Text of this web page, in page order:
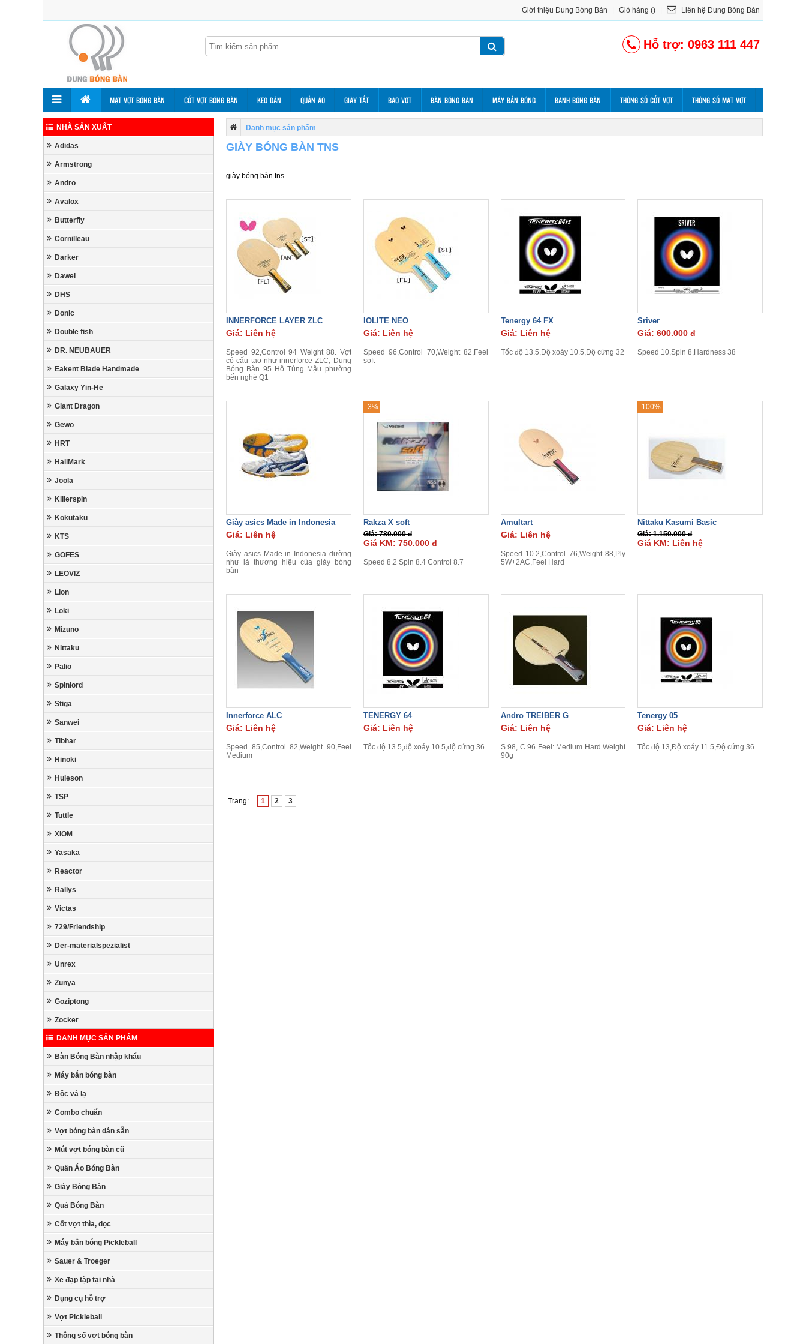
Giới thiệu Dung Bóng Bàn Giỏ hàng () Liên hệ Dung Bóng Bàn
Hỗ trợ: 0963 111 447
MẶT VỢT BÓNG BÀN CỐT VỢT BÓNG BÀN KEO DÁN QUẦN ÁO GIÀY TẤT BAO VỢT BÀN BÓNG BÀN MÁY BẮN BÓNG BANH BÓNG BÀN THÔNG SỐ CỐT VỢT THÔNG SỐ MẶT VỢT
NHÀ SẢN XUẤT
Adidas
Armstrong
Andro
Avalox
Butterfly
Cornilleau
Darker
Dawei
DHS
Donic
Double fish
DR. NEUBAUER
Eakent Blade Handmade
Galaxy Yin-He
Giant Dragon
Gewo
HRT
HallMark
Joola
Killerspin
Kokutaku
KTS
GOFES
LEOVIZ
Lion
Loki
Mizuno
Nittaku
Palio
Spinlord
Stiga
Sanwei
Tibhar
Hinoki
Huieson
TSP
Tuttle
XIOM
Yasaka
Reactor
Rallys
Victas
729/Friendship
Der-materialspezialist
Unrex
Zunya
Goziptong
Zocker
DANH MỤC SẢN PHẨM
Bàn Bóng Bàn nhập khẩu
Máy bắn bóng bàn
Độc và lạ
Combo chuẩn
Vợt bóng bàn dán sẵn
Mút vợt bóng bàn cũ
Quần Áo Bóng Bàn
Giày Bóng Bàn
Quả Bóng Bàn
Cốt vợt thìa, dọc
Máy bắn bóng Pickleball
Sauer & Troeger
Xe đạp tập tại nhà
Dụng cụ hỗ trợ
Vợt Pickleball
Thông số vợt bóng bàn
Danh mục sản phẩm
GIÀY BÓNG BÀN TNS
giày bóng bàn tns
INNERFORCE LAYER ZLC
Giá: Liên hệ
Speed 92,Control 94 Weight 88. Vợt
có cấu tạo như innerforce ZLC, Dung
Bóng Bàn 95 Hồ Tùng Mậu phường
bến nghé Q1
IOLITE NEO
Giá: Liên hệ
Speed 96,Control 70,Weight 82,Feel
soft
Tenergy 64 FX
Giá: Liên hệ
Tốc độ 13.5,Độ xoáy 10.5,Độ cứng 32
Sriver
Giá: 600.000 đ
Speed 10,Spin 8,Hardness 38
Giày asics Made in Indonesia
Giá: Liên hệ
Giày asics Made in Indonesia dường
như là thương hiệu của giày bóng
bàn
-3%
Rakza X soft
Giá: 780.000 đ
Giá KM: 750.000 đ
Speed 8.2 Spin 8.4 Control 8.7
Amultart
Giá: Liên hệ
Speed 10.2,Control 76,Weight 88,Ply
5W+2AC,Feel Hard
-100%
Nittaku Kasumi Basic
Giá: 1.150.000 đ
Giá KM: Liên hệ
Innerforce ALC
Giá: Liên hệ
Speed 85,Control 82,Weight 90,Feel
Medium
TENERGY 64
Giá: Liên hệ
Tốc độ 13.5,độ xoáy 10.5,độ cứng 36
Andro TREIBER G
Giá: Liên hệ
S 98, C 96 Feel: Medium Hard Weight
90g
Tenergy 05
Giá: Liên hệ
Tốc độ 13,Độ xoáy 11.5,Độ cứng 36
Trang: 1 2 3